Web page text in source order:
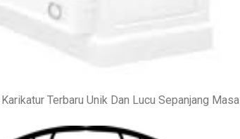
Terbaru Unik Dan Lucu Sepanjang Masa